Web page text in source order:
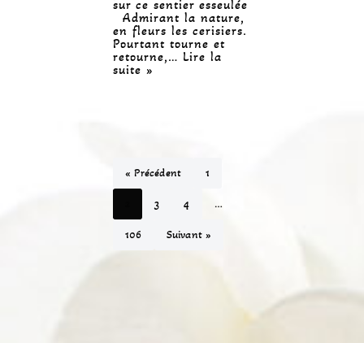
sur ce sentier esseulée
Admirant la nature,
en fleurs les cerisiers.
Pourtant tourne et
retourne,… Lire la
suite »
« Précédent 1
3 4 …
106 Suivant »